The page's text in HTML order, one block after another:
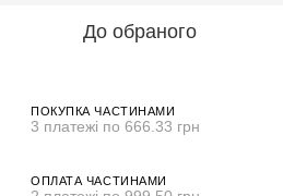
До обраного
ПОКУПКА ЧАСТИНАМИ
3 платежі по 666.33 грн
ОПЛАТА ЧАСТИНАМИ